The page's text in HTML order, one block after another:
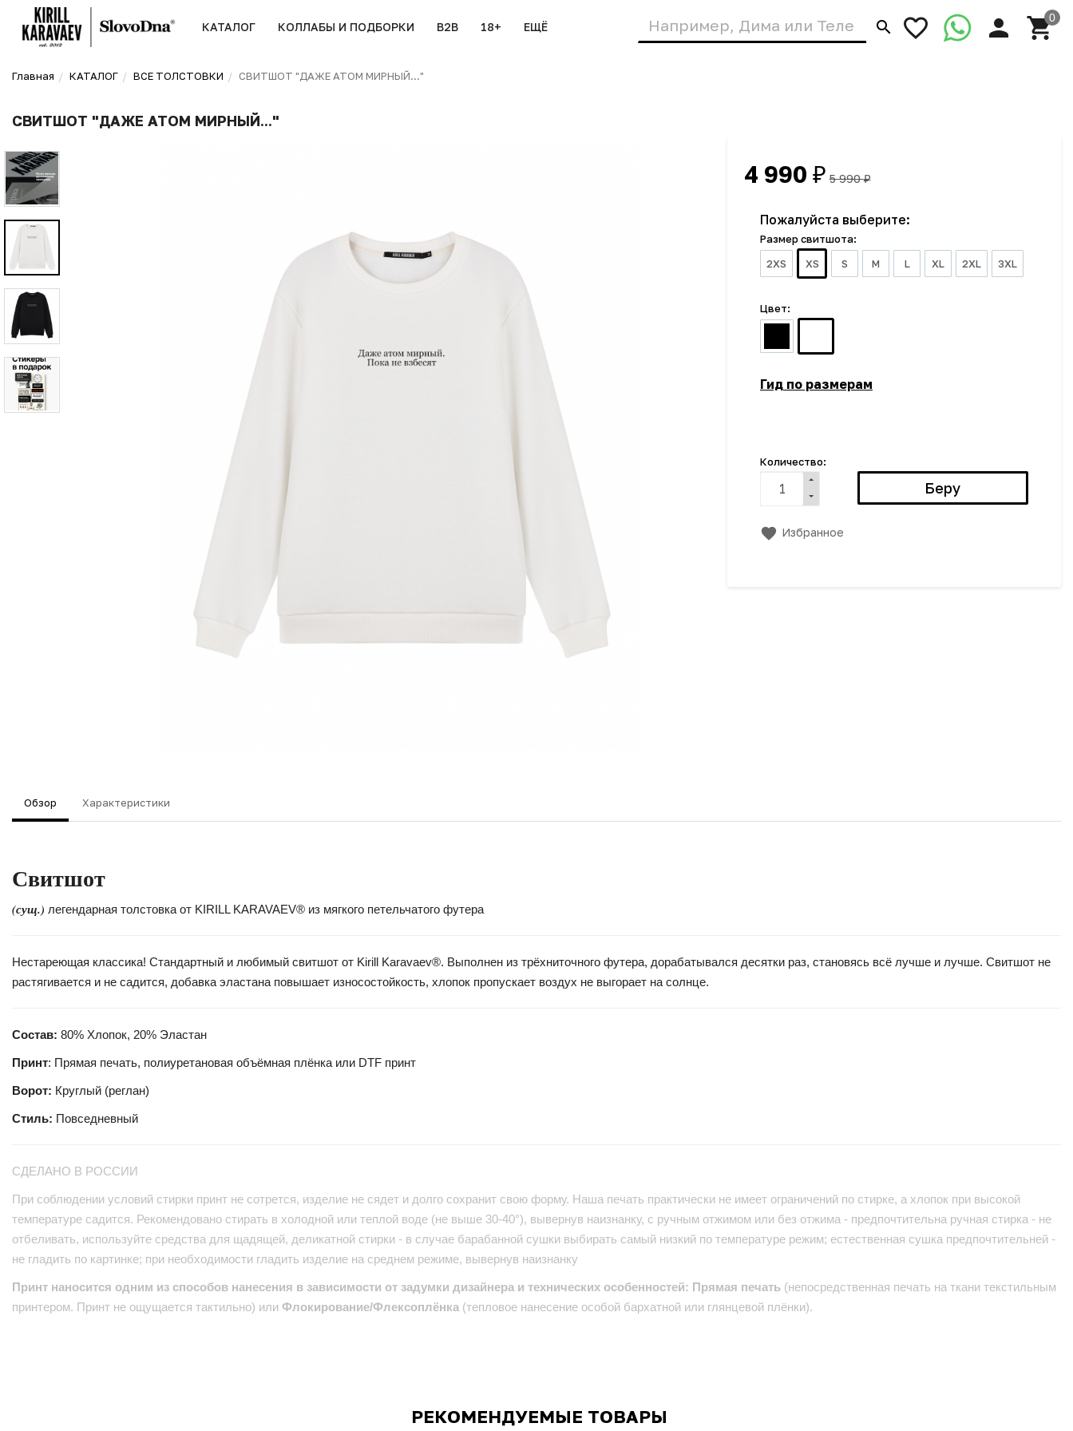
КАТАЛОГ КОЛЛАБЫ И ПОДБОРКИ B2B 18+ ЕЩЁ
Главная КАТАЛОГ ВСЕ ТОЛСТОВКИ СВИТШОТ "ДАЖЕ АТОМ МИРНЫЙ..."
СВИТШОТ "ДАЖЕ АТОМ МИРНЫЙ..."
4 990 ₽ 5 990₽
Пожалуйста выберите:
Размер свитшота:
2XS
XS S M L XL 2XL 3XL
Цвет:
Гид по размерам
Количество:
Избранное
Обзор Характеристики
Свитшот
(сущ.) легендарная толстовка от KIRILL KARAVAEV® из мягкого петельчатого футера
Нестареющая классика! Стандартный и любимый свитшот от Kirill Karavaev®. Выполнен из трёхниточного футера, дорабатывался десятки раз, становясь всё лучше и лучше. Свитшот не
растягивается и не садится, добавка эластана повышает износостойкость, хлопок пропускает воздух не выгорает на солнце.
Состав: 80% Хлопок, 20% Эластан
Принт: Прямая печать, полиуретановая объёмная плёнка или DTF принт
Ворот: Круглый (реглан)
Стиль: Повседневный
СДЕЛАНО В РОССИИ
При соблюдении условий стирки принт не сотрется, изделие не сядет и долго сохранит свою форму. Наша печать практически не имеет ограничений по стирке, а хлопок при высокой
температуре садится. Рекомендовано стирать в холодной или теплой воде (не выше 30-40°), вывернув наизнанку, с ручным отжимом или без отжима - предпочтительна ручная стирка - не
отбеливать, используйте средства для щадящей, деликатной стирки - в случае барабанной сушки выбирать самый низкий по температуре режим; естественная сушка предпочтительней -
не гладить по картинке; при необходимости гладить изделие на среднем режиме, вывернув наизнанку
Принт наносится одним из способов нанесения в зависимости от задумки дизайнера и технических особенностей: Прямая печать (непосредственная печать на ткани текстильным
принтером. Принт не ощущается тактильно) или Флокирование/Флексоплёнка (тепловое нанесение особой бархатной или глянцевой плёнки).
РЕКОМЕНДУЕМЫЕ ТОВАРЫ